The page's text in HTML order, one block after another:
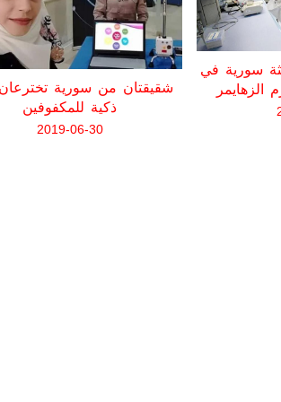
شقيقتان من سورية
ذكية للمكفوفين
2019-06-30
سورية في
الزهايمر